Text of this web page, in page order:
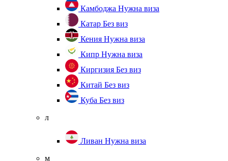
Камбоджа Нужна виза
Катар Без виз
Кения Нужна виза
Кипр Нужна виза
Киргизия Без виз
Китай Без виз
Куба Без виз
л
Ливан Нужна виза
м